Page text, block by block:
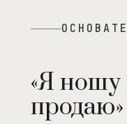
«Я ношу
продаю»